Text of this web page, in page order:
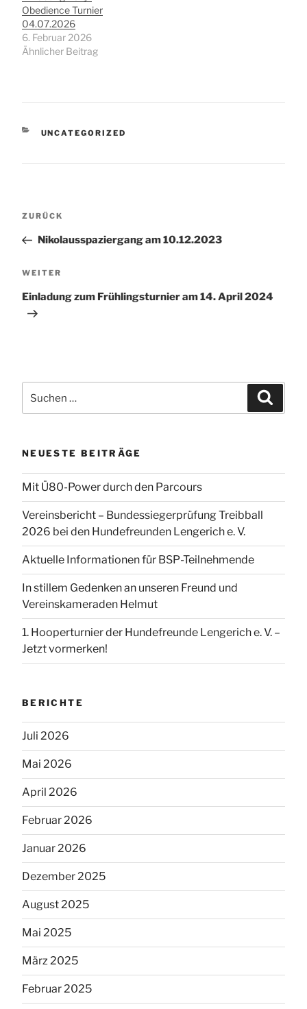
Obedience Turnier
04.07.2026
6. Februar 2026
Ähnlicher Beitrag
KATEGORIEN
UNCATEGORIZED
Vorheriger
ZURÜCK
Nikolausspaziergang am 10.12.2023
Nächster
WEITER
Einladung zum Frühlingsturnier am 14. April 2024
nach:
NEUESTE BEITRÄGE
Mit Ü80-Power durch den Parcours
Vereinsbericht – Bundessiegerprüfung Treibball
2026 bei den Hundefreunden Lengerich e. V.
Aktuelle Informationen für BSP-Teilnehmende
In stillem Gedenken an unseren Freund und
Vereinskameraden Helmut
1. Hooperturnier der Hundefreunde Lengerich e. V. –
Jetzt vormerken!
BERICHTE
Juli 2026
Mai 2026
April 2026
Februar 2026
Januar 2026
Dezember 2025
August 2025
Mai 2025
März 2025
Februar 2025